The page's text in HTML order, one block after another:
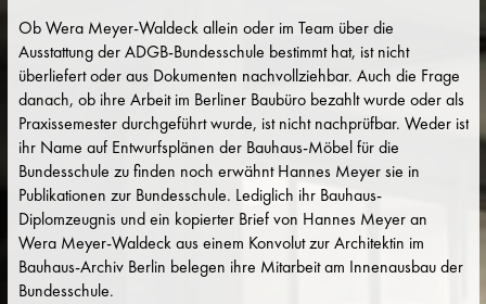
Ob Wera Meyer-Waldeck allein oder im Team über die
Ausstattung der ADGB-Bundesschule bestimmt hat, ist nicht
überliefert oder aus Dokumenten nachvollziehbar. Auch die Frage
danach, ob ihre Arbeit im Berliner Baubüro bezahlt wurde oder als
Praxissemester durchgeführt wurde, ist nicht nachprüfbar. Weder ist
ihr Name auf Entwurfsplänen der Bauhaus-Möbel für die
Bundesschule zu finden noch erwähnt Hannes Meyer sie in
Publikationen zur Bundesschule. Lediglich ihr Bauhaus-
Diplomzeugnis und ein kopierter Brief von Hannes Meyer an
Wera Meyer-Waldeck aus einem Konvolut zur Architektin im
Bauhaus-Archiv Berlin belegen ihre Mitarbeit am Innenausbau der
Bundesschule.